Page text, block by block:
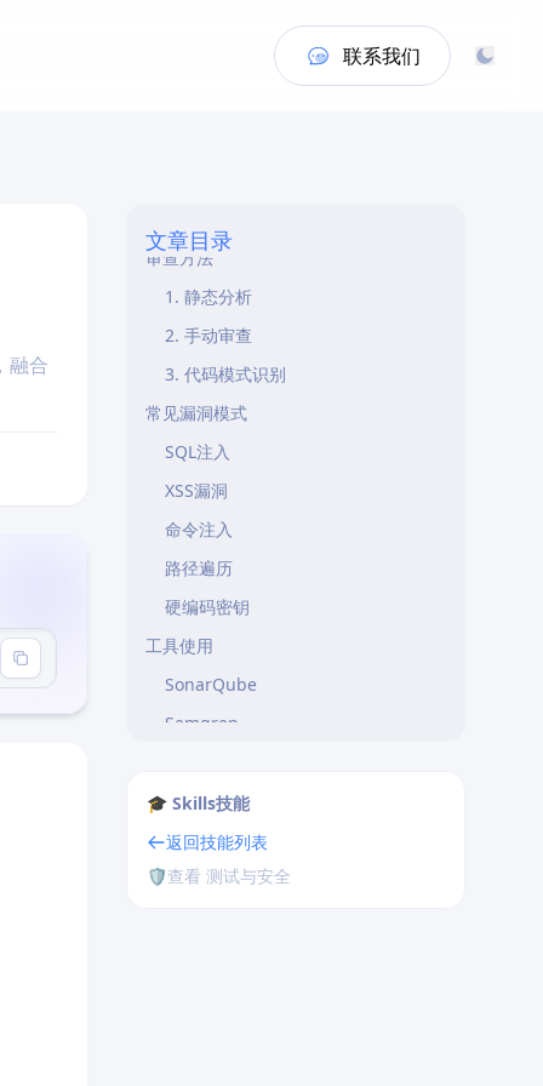
联系我们
融合
文章目录
审查方法
1. 静态分析
2. 手动审查
3. 代码模式识别
常见漏洞模式
SQL注入
XSS漏洞
命令注入
路径遍历
硬编码密钥
工具使用
SonarQube
Semgrep
审查清单
输入验证
输出编码
🎓 Skills技能
返回技能列表
🛡️查看 测试与安全